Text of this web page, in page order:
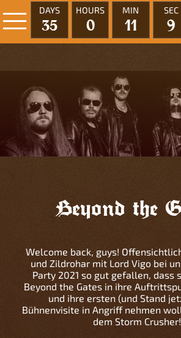
DAYS
35
HOURS
0
MIN
11
SEC
9
Beyond the
Welcome back, guys!
und Zildrohar mit Lord Vigo bei
Party 2021 so gut gefallen, dass
Beyond the Gates in ihre
und ihre ersten (und Stand
Bühnenvisite in Angriff nehmen
dem Storm Crusher!